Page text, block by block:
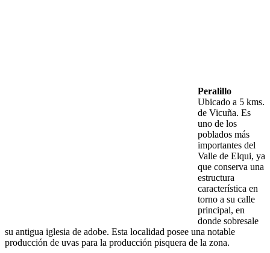
Peralillo
Ubicado a 5 kms.
de Vicuña. Es
uno de los
poblados más
importantes del
Valle de Elqui, ya
que conserva una
estructura
característica en
torno a su calle
principal, en
donde sobresale
su antigua iglesia de adobe. Esta localidad posee una notable
producción de uvas para la producción pisquera de la zona.